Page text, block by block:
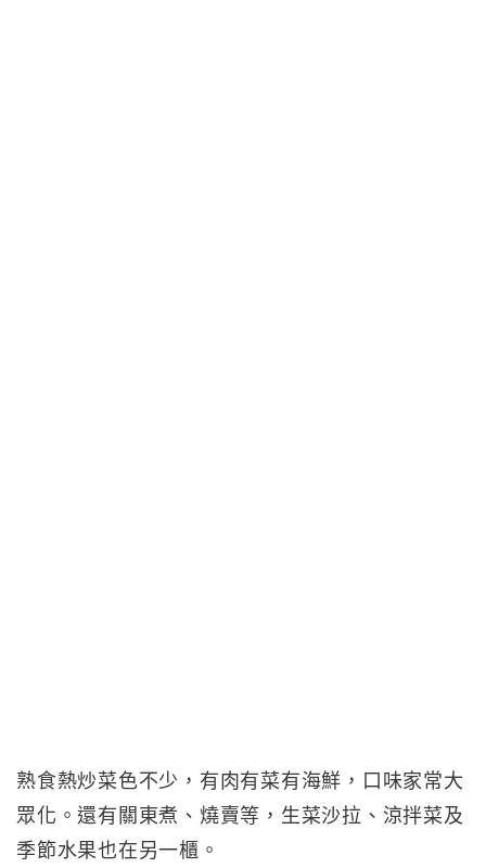
熟食熱炒菜色不少，有肉有菜有海鮮，口味家常大
眾化。還有關東煮、燒賣等，生菜沙拉、涼拌菜及
季節水果也在另一櫃。